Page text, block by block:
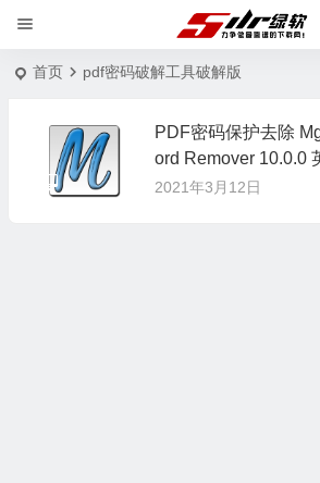
首页 pdf密码破解工具破解版
PDF密码保护去除
ord Remover 10.0.0
2021年3月12日